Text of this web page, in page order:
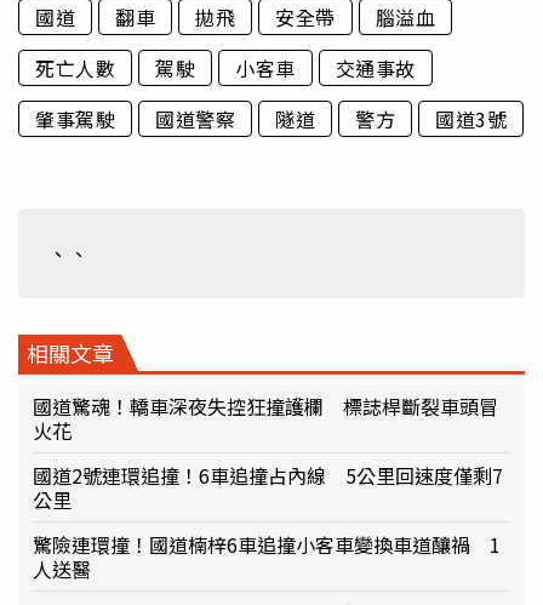
國道 翻車 拋飛 安全帶
腦溢血
死亡人數
駕駛 小客車
交通事故
肇事駕駛
國道警察 隧道 警方 國道3號
、、
相關文章
國道驚魂！轎車深夜失控狂撞護欄 標誌桿斷裂車頭冒
火花
國道2號連環追撞！6車追撞占內線 5公里回速度僅剩7
公里
驚險連環撞！國道楠梓6車追撞小客車變換車道釀禍 1
人送醫